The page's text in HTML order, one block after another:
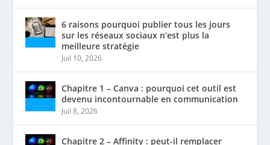
6 raisons pourquoi publier tous les jours
sur les réseaux sociaux n’est plus la
meilleure stratégie
Juil 10, 2026
Chapitre 1 – Canva : pourquoi cet outil est
devenu incontournable en communication
Juil 8, 2026
Chapitre 2 – Affinity : peut-il remplacer